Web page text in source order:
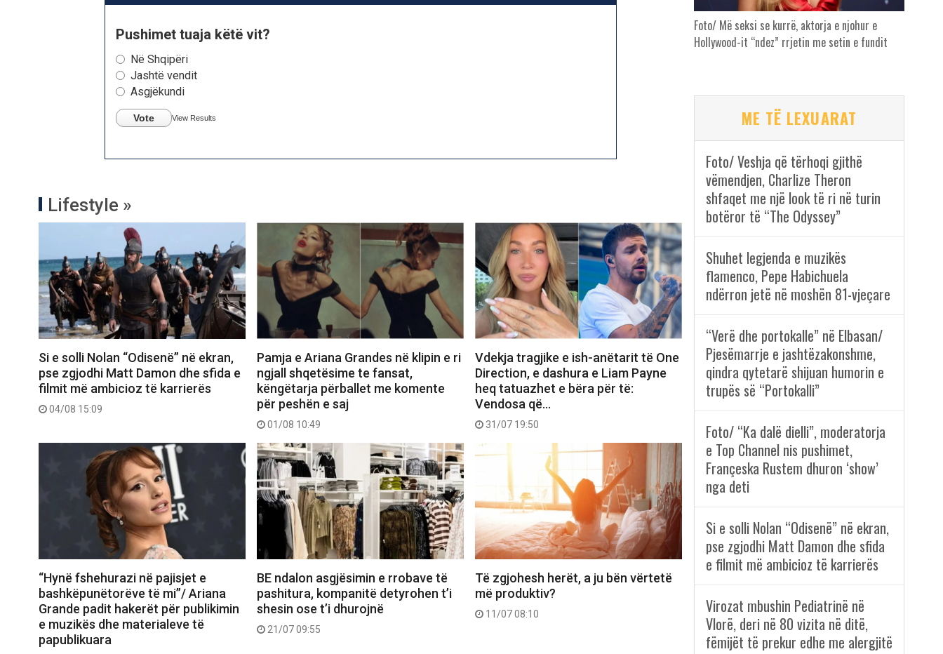
Pushimet tuaja këtë vit?
Në Shqipëri
Jashtë vendit
Asgjëkundi
Vote View Results
Lifestyle »
Si e solli Nolan “Odisenë” në ekran,
pse zgjodhi Matt Damon dhe sfida e
filmit më ambicioz të karrierës
04/08 15:09
Pamja e Ariana Grandes në klipin e ri
ngjall shqetësime te fansat,
këngëtarja përballet me komente
për peshën e saj
01/08 10:49
Vdekja tragjike e ish-anëtarit të One
Direction, e dashura e Liam Payne
heq tatuazhet e bëra për të:
Vendosa që…
31/07 19:50
“Hynë fshehurazi në pajisjet e
bashkëpunëtorëve të mi”/ Ariana
Grande padit hakerët për publikimin
e muzikës dhe materialeve të
papublikuara
BE ndalon asgjësimin e rrobave të
pashitura, kompanitë detyrohen t’i
shesin ose t’i dhurojnë
21/07 09:55
Të zgjohesh herët, a ju bën vërtetë
më produktiv?
11/07 08:10
Foto/ Më seksi se kurrë, aktorja e njohur e
Hollywood-it “ndez” rrjetin me setin e fundit
ME TË LEXUARAT
Foto/ Veshja që tërhoqi gjithë
vëmendjen, Charlize Theron
shfaqet me një look të ri në turin
botëror të “The Odyssey”
Shuhet legjenda e muzikës
flamenco, Pepe Habichuela
ndërron jetë në moshën 81-vjeçare
“Verë dhe portokalle” në Elbasan/
Pjesëmarrje e jashtëzakonshme,
qindra qytetarë shijuan humorin e
trupës së “Portokalli”
Foto/ “Ka dalë dielli”, moderatorja
e Top Channel nis pushimet,
Françeska Rustem dhuron ‘show’
nga deti
Si e solli Nolan “Odisenë” në ekran,
pse zgjodhi Matt Damon dhe sfida
e filmit më ambicioz të karrierës
Virozat mbushin Pediatrinë në
Vlorë, deri në 80 vizita në ditë,
fëmijët të prekur edhe me alergjitë